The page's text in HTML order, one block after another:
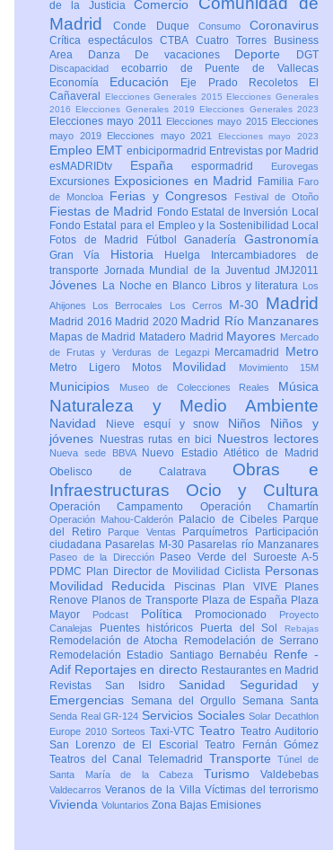
de la JusticiaComercio
MadridConde Duque Consumo Coronavirus
Crítica espectáculosCTBA Cuatro Torres Business
Area
Danza De vacaciones Deporte DGT
Discapacidad ecobarrio de Puente de Vallecas
Economía Educación Eje Prado Recoletos
El
Cañaveral
Elecciones Generales 2015 Elecciones Generales
2016 Elecciones Generales 2019 Elecciones Generales 2023
Elecciones mayo 2011 Elecciones mayo 2015 Elecciones
mayo 2019
Elecciones mayo 2021 Elecciones mayo 2023
Empleo EMT enbicipormadrid Entrevistas por Madrid
esMADRIDtv Españaespormadrid Eurovegas
Excursiones Exposiciones en Madrid Familia Faro
de Moncloa
Ferias y Congresos Festival de Otoño
Fiestas de Madrid Fondo Estatal de Inversión Local
Fondo Estatal para el Empleo y la Sostenibilidad Local
Fotos de Madrid
FútbolGanaderíaGastronomía
Gran Vía Historia Huelga
Intercambiadores de
transporte Jornada Mundial de la Juventud JMJ2011
Jóvenes La Noche en Blanco Libros y literatura
Los
Ahijones
Los Berrocales Los Cerros M-30 Madrid
Madrid 2016 Madrid 2020 Madrid Río Manzanares
Mapas de Madrid Matadero Madrid Mayores Mercado
de Frutas y Verduras de Legazpi
Mercamadrid Metro
Metro Ligero Motos Movilidad Movimiento 15M
Municipios Museo de Colecciones Reales Música
Naturaleza y Medio Ambiente
Navidad Nieve esquí y snow Niños Niños y
jóvenes
Nuestras rutas en bici Nuestros lectores
Nueva sede BBVA
Nuevo Estadio Atlético de Madrid
Obelisco de Calatrava Obras e
Infraestructuras Ocio y Cultura
Operación Campamento Operación Chamartín
Operación Mahou-Calderón Palacio de Cibeles Parque
del Retiro
Parque Ventas Parquímetros
Participación
ciudadana Pasarelas M-30 Pasarelas río Manzanares
Paseo de la Dirección
Paseo Verde del Suroeste A-5
PDMC Plan Director de Movilidad Ciclista Personas
Movilidad Reducida
Piscinas Plan VIVE
Planes
Renove Planos de Transporte Plaza de España Plaza
Mayor
Podcast Política Promocionado
Proyecto
Canalejas
Puentes históricos Puerta del Sol Rebajas
Remodelación de Atocha
Remodelación de Serrano
Remodelación Estadio Santiago Bernabéu Renfe -
Adif Reportajes en directo Restaurantes en Madrid
Revistas San Isidro Sanidad Seguridad y
Emergencias Semana del Orgullo Semana Santa
Senda Real GR-124 Servicios SocialesSolar Decathlon
Europe 2010 Sorteos Taxi-VTC Teatro Teatro Auditorio
San Lorenzo de El EscorialTeatro Fernán Gómez
Teatros del Canal Telemadrid TransporteTúnel de
Santa María de la Cabeza Turismo Valdebebas
ValdecarrosVeranos de la VillaVíctimas del terrorismo
Vivienda Voluntarios Zona Bajas Emisiones